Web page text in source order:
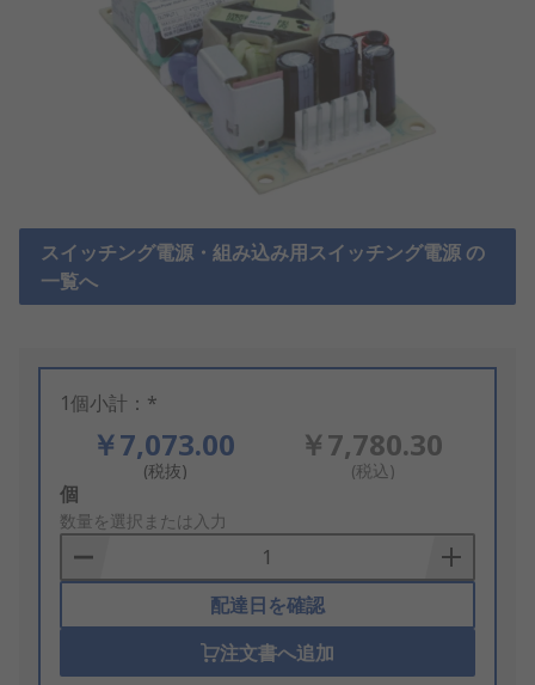
スイッチング電源・組み込み用スイッチング電源 の
一覧へ
1個小計：*
￥7,073.00
(税抜)
￥7,780.30
(税込)
Add
to
Basket
個
数量を選択または入力
配達日を確認
注文書へ追加